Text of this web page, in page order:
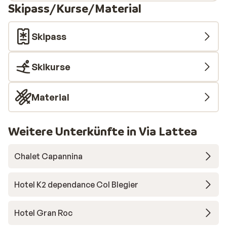
Skipass/Kurse/Material
Skipass
Skikurse
Material
Weitere Unterkünfte in Via Lattea
Chalet Capannina
Hotel K2 dependance Col Blegier
Hotel Gran Roc